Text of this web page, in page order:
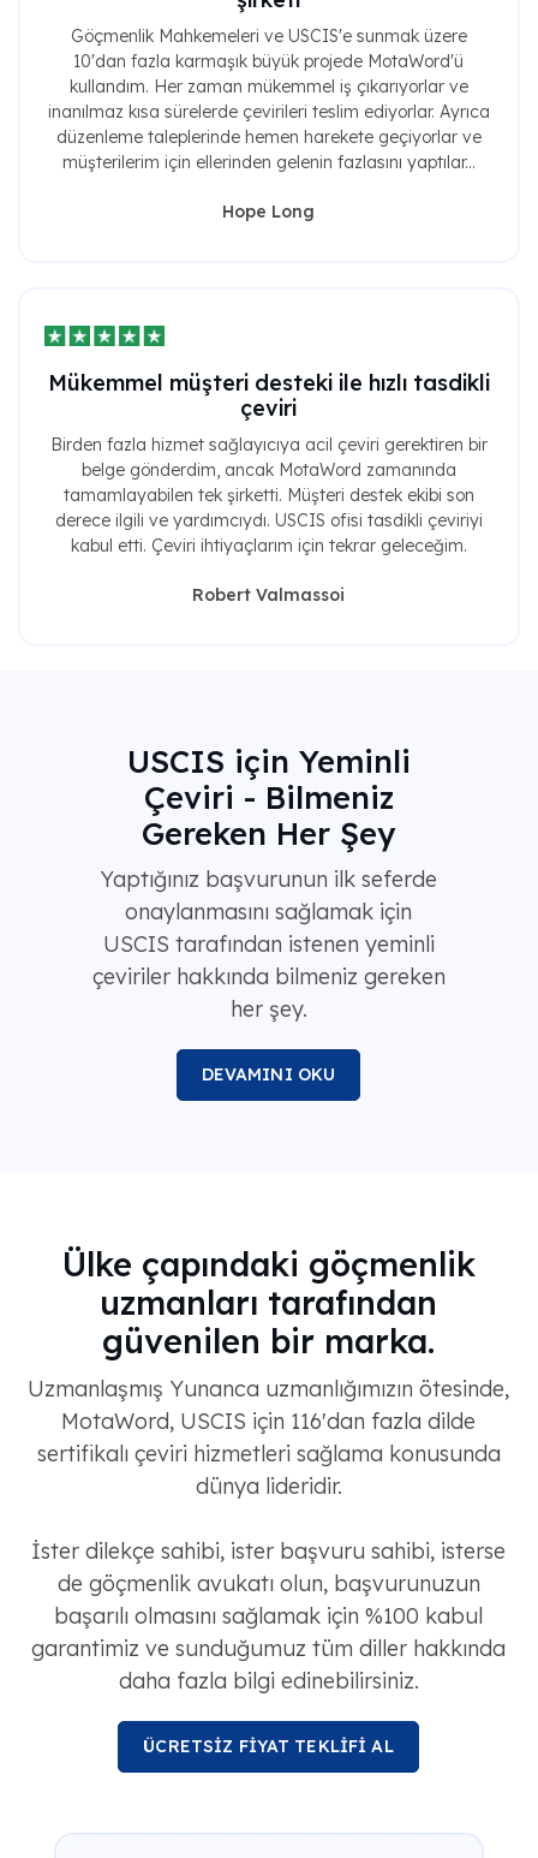
Göçmenlik Mahkemeleri ve USCIS'e sunmak üzere
10'dan fazla karmaşık büyük projede MotaWord'ü
kullandım. Her zaman mükemmel iş çıkarıyorlar ve
inanılmaz kısa sürelerde çevirileri teslim ediyorlar. Ayrıca
düzenleme taleplerinde hemen harekete geçiyorlar ve
müşterilerim için ellerinden gelenin fazlasını yaptılar...
Hope Long
Mükemmel müşteri desteki ile hızlı tasdikli
çeviri
Birden fazla hizmet sağlayıcıya acil çeviri gerektiren bir
belge gönderdim, ancak MotaWord zamanında
tamamlayabilen tek şirketti. Müşteri destek ekibi son
derece ilgili ve yardımcıydı. USCIS ofisi tasdikli çeviriyi
kabul etti. Çeviri ihtiyaçlarım için tekrar geleceğim.
Robert Valmassoi
USCIS için Yeminli
Çeviri - Bilmeniz
Gereken Her Şey
Yaptığınız başvurunun ilk seferde
onaylanmasını sağlamak için
USCIS tarafından istenen yeminli
çeviriler hakkında bilmeniz gereken
her şey.
DEVAMINI OKU
Ülke çapındaki göçmenlik
uzmanları tarafından
güvenilen bir marka.
Uzmanlaşmış Yunanca uzmanlığımızın ötesinde,
MotaWord, USCIS için 116'dan fazla dilde
sertifikalı çeviri hizmetleri sağlama konusunda
dünya lideridir.
İster dilekçe sahibi, ister başvuru sahibi, isterse
de göçmenlik avukatı olun, başvurunuzun
başarılı olmasını sağlamak için %100 kabul
garantimiz ve sunduğumuz tüm diller hakkında
daha fazla bilgi edinebilirsiniz.
ÜCRETSİZ FİYAT TEKLİFİ AL